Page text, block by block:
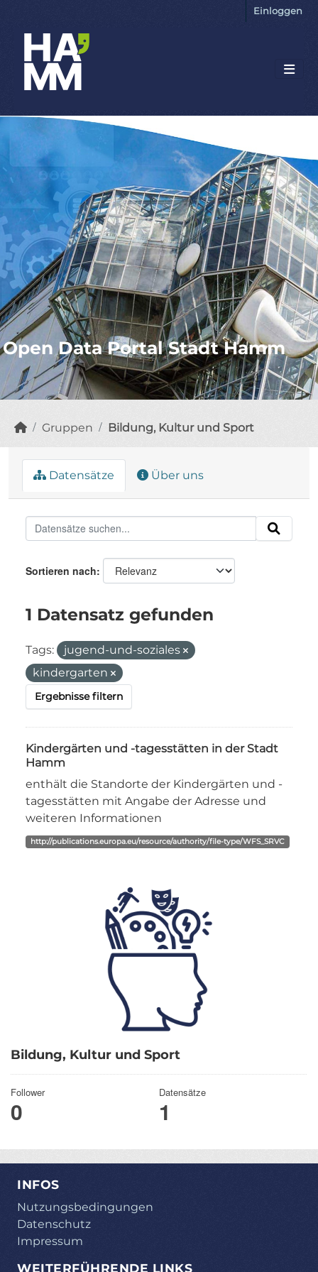
Einloggen
Open Data Portal Stadt Hamm
Gruppen Bildung, Kultur und Sport
Bildung, Kultur und Sport
Follower
0
Datensätze
1
Datensätze Über uns
Sortieren nach
1 Datensatz gefunden
Tags:
jugend-und-soziales
kindergarten
Ergebnisse filtern
Kindergärten und -tagesstätten in der Stadt
Hamm
enthält die Standorte der Kindergärten und -
tagesstätten mit Angabe der Adresse und
weiteren Informationen
http://publications.europa.eu/resource/authority/file-type/WFS_SRVC
INFOS
Nutzungsbedingungen
Datenschutz
Impressum
WEITERFÜHRENDE LINKS